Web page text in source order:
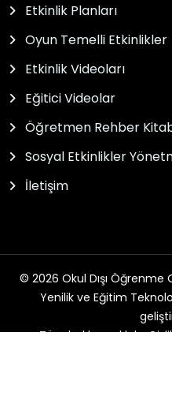
Etkinlik Planları
Oyun Temelli Etkinlikler
Etkinlik Videoları
Eğitici Videolar
Öğretmen Rehber
Sosyal Etkinlikler
İletişim
© 2026 Okul Dışı Öğrenme
Yenilik ve Eğitim
Tüm hakları saklıdır.